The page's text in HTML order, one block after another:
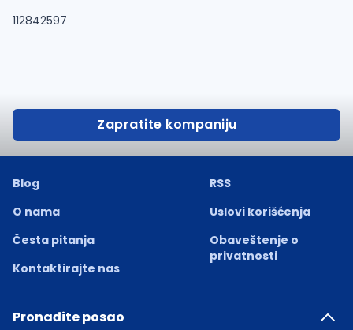
112842597
Zapratite kompaniju
Blog
O nama
Česta pitanja
Kontaktirajte nas
RSS
Uslovi korišćenja
Obaveštenje o
privatnosti
Pronađite posao